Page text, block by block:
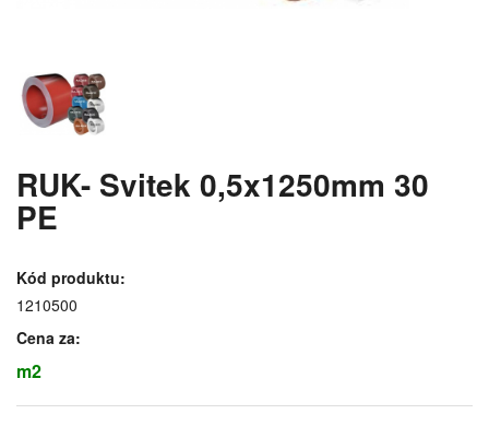
RUK- Svitek 0,5x1250mm 30
PE
Kód produktu:
1210500
Cena za:
m2